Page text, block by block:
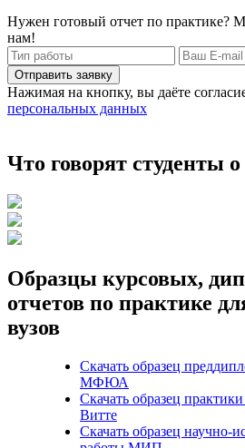
Нужен готовый отчет по
нам!
Отправить заявку
Нажимая на кнопку, вы даёте
персональных данных
Что говорят студенты
Образцы курсовых,
отчетов по практике
вузов
Скачать образец
МФЮА
Скачать образец
Витте
Скачать образец научно-